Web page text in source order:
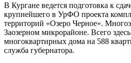
В Кургане ведется подготовка к
крупнейшего в УрФО проекта
территорий «Озеро Черное».
Заозерном микрорайоне. Всего
многоквартирных дома на 588
служба губернатора.